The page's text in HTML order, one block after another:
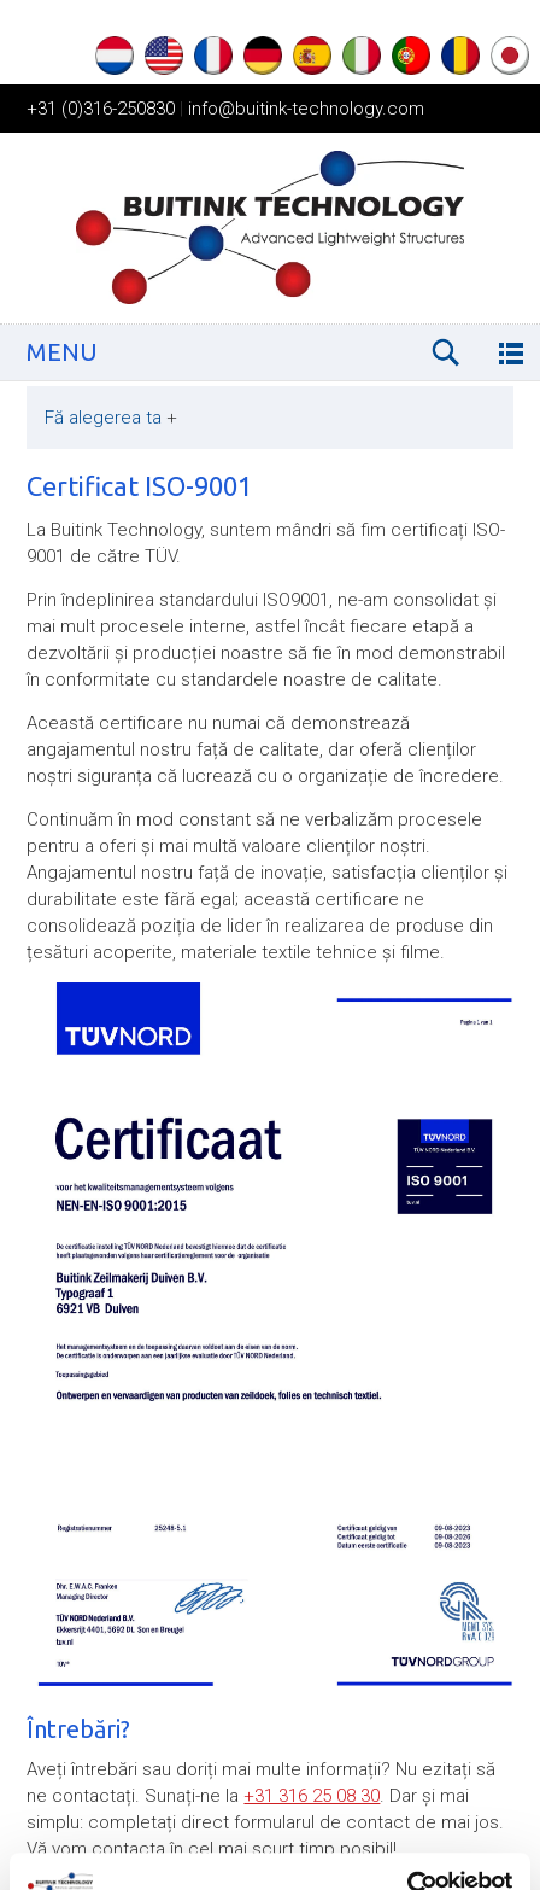
+31 (0)316-250830 | info@buitink-technology.com
MENU
Fă alegerea ta +
Certificat ISO-9001
La Buitink Technology, suntem mândri să fim certificați ISO-
9001 de către TÜV.
Prin îndeplinirea standardului ISO9001, ne-am consolidat și
mai mult procesele interne, astfel încât fiecare etapă a
dezvoltării și producției noastre să fie în mod demonstrabil
în conformitate cu standardele noastre de calitate.
Această certificare nu numai că demonstrează
angajamentul nostru față de calitate, dar oferă clienților
noștri siguranța că lucrează cu o organizație de încredere.
Continuăm în mod constant să ne verbalizăm procesele
pentru a oferi și mai multă valoare clienților noștri.
Angajamentul nostru față de inovație, satisfacția clienților și
durabilitate este fără egal; această certificare ne
consolidează poziția de lider în realizarea de produse din
țesături acoperite, materiale textile tehnice și filme.
Întrebări?
Aveți întrebări sau doriți mai multe informații? Nu ezitați să
ne contactați. Sunați-ne la +31 316 25 08 30 . Dar și mai
simplu: completați direct formularul de contact de mai jos.
Vă vom contacta în cel mai scurt timp posibil!